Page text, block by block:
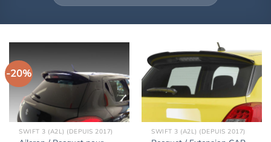
-20%
SWIFT 3 (A2L) (DEPUIS 2017) SWIFT 3 (A2L) (DEPUIS 2017)